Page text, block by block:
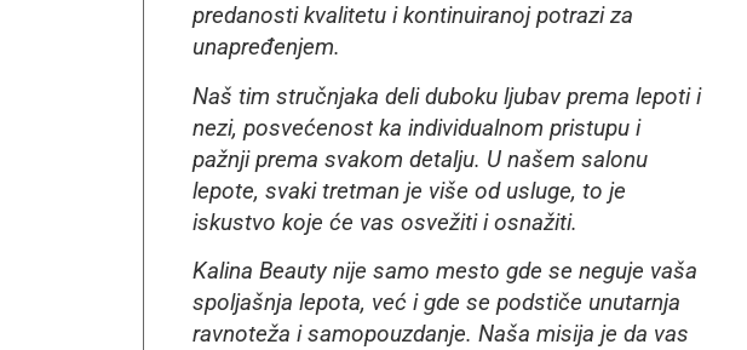
predanosti kvalitetu i kontinuiranoj potrazi za
unapređenjem.
Naš tim stručnjaka deli duboku ljubav prema lepoti i
nezi, posvećenost ka individualnom pristupu i
pažnji prema svakom detalju. U našem salonu
lepote, svaki tretman je više od usluge, to je
iskustvo koje će vas osvežiti i osnažiti.
Kalina Beauty nije samo mesto gde se neguje vaša
spoljašnja lepota, već i gde se podstiče unutarnja
ravnoteža i samopouzdanje. Naša misija je da vas